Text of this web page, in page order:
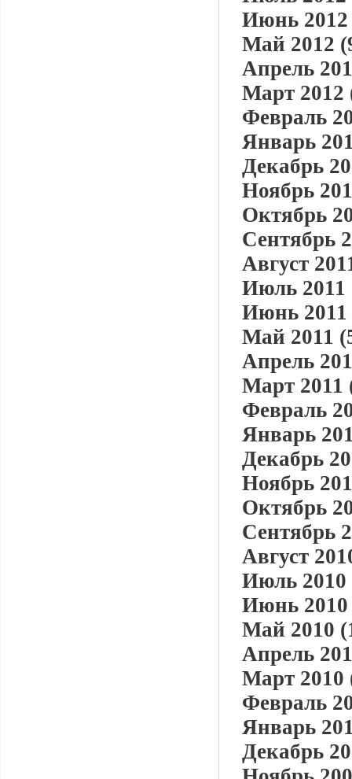
Июнь 2012
Май 2012
Апрель
Март 2012
Февраль
Январь
Декабрь
Ноябрь
Октябрь
Сентябрь
Август
Июль 2011
Июнь 2011
Май 2011
Апрель
Март 2011
Февраль
Январь
Декабрь
Ноябрь
Октябрь
Сентябрь
Август
Июль 2010
Июнь 2010
Май 2010
Апрель
Март 2010
Февраль
Январь
Декабрь